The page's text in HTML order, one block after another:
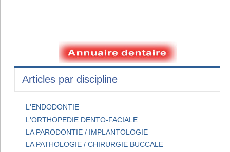
Articles par discipline
L'ENDODONTIE
L'ORTHOPEDIE DENTO-FACIALE
LA PARODONTIE / IMPLANTOLOGIE
LA PATHOLOGIE / CHIRURGIE BUCCALE